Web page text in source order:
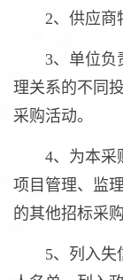
2、供应商特
3、单位负责
理关系的不同
采购活动。
4、为本采购
项目管理、监
的其他招标采购
5、列入失信